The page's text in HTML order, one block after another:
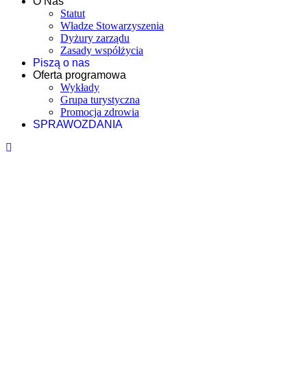
Statut
Władze Stowarzyszenia
Dyżury zarządu
Zasady współżycia
Piszą o nas
Oferta programowa
Wykłady
Grupa turystyczna
Promocja zdrowia
SPRAWOZDANIA